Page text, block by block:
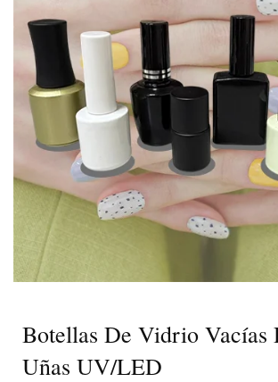
Botellas De Vidrio Vacías
Uñas UV/LED